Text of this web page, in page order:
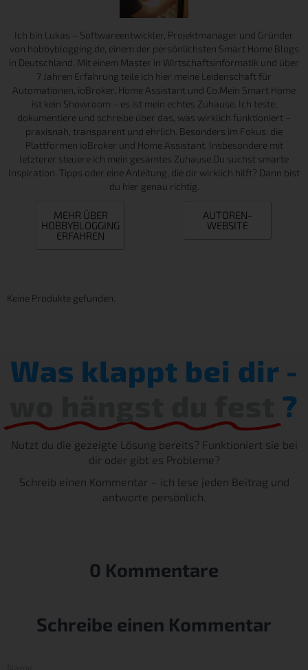
Ich bin Lukas – Softwareentwickler, Projektmanager und Gründer
von hobbyblogging.de, einem der persönlichsten Smart Home Blogs
in Deutschland. Mit einem Master in Wirtschaftsinformatik und über
7 Jahren Erfahrung teile ich hier meine Leidenschaft für
Automationen, ioBroker, Home Assistant und Co.Mein Smart Home
ist kein Showroom – es ist mein echtes Zuhause. Ich teste,
dokumentiere und schreibe über das, was wirklich funktioniert –
praxisnah, transparent und ehrlich. Besonders im Fokus: die
Plattformen ioBroker und Home Assistant. Insbesondere mit
letzterer steuere ich mein gesamtes Zuhause.Du suchst smarte
Inspiration, Tipps oder eine Anleitung, die dir wirklich hilft? Dann bist
du hier genau richtig.
MEHR ÜBER
HOBBYBLOGGING
ERFAHREN
AUTOREN-
WEBSITE
Keine Produkte gefunden.
Was klappt bei dir -
?
Nutzt du die gezeigte Lösung bereits? Funktioniert sie bei
dir oder gibt es Probleme?
Schreib einen Kommentar – ich lese jeden Beitrag und
antworte persönlich.
0 Kommentare
Schreibe einen Kommentar